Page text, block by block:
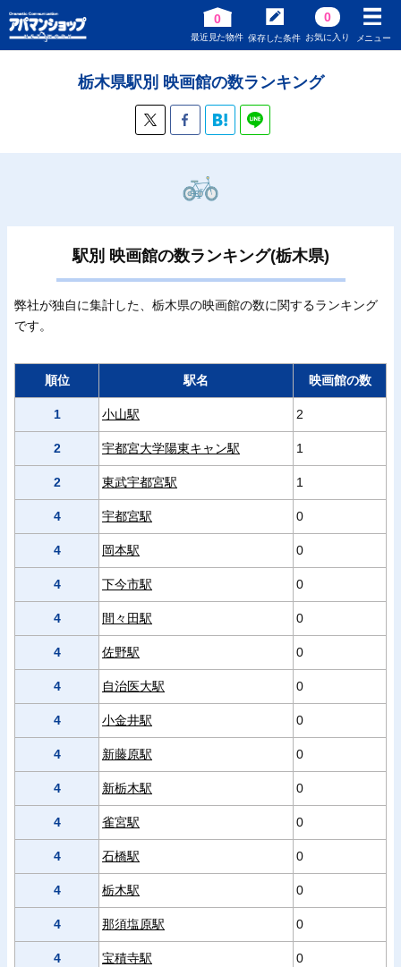
0
最近見た物件 保存した条件
0
お気に入り メニュー
栃木県駅別 映画館の数ランキング
駅別 映画館の数ランキング(栃木県)
弊社が独自に集計した、栃木県の映画館の数に関するランキング
です。
順位 駅名 映画館の数
1 小山駅 2
2 宇都宮大学陽東キャン駅 1
2 東武宇都宮駅 1
4 宇都宮駅 0
4 岡本駅 0
4 下今市駅 0
4 間々田駅 0
4 佐野駅 0
4 自治医大駅 0
4 小金井駅 0
4 新藤原駅 0
4 新栃木駅 0
4 雀宮駅 0
4 石橋駅 0
4 栃木駅 0
4 那須塩原駅 0
4 宝積寺駅 0